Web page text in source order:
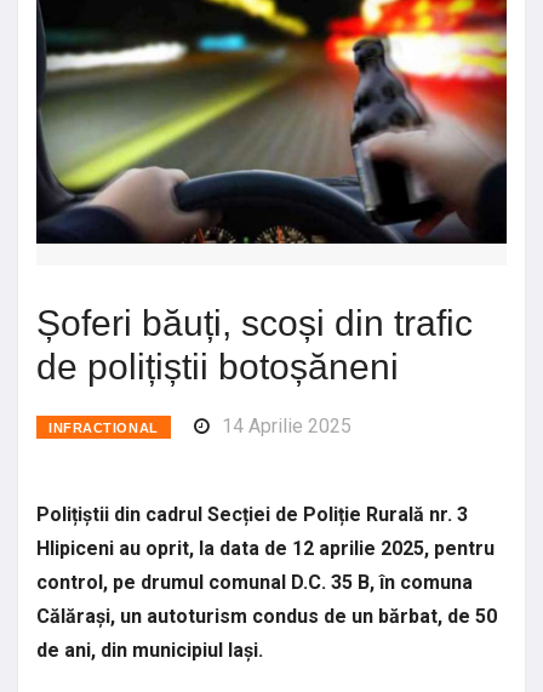
Șoferi băuți, scoși din trafic
de polițiștii botoșăneni
INFRACTIONAL 14 Aprilie 2025
Polițiștii din cadrul Secției de Poliție Rurală nr. 3
Hlipiceni au oprit, la data de 12 aprilie 2025, pentru
control, pe drumul comunal D.C. 35 B, în comuna
Călărași, un autoturism condus de un bărbat, de 50
de ani, din municipiul Iași.